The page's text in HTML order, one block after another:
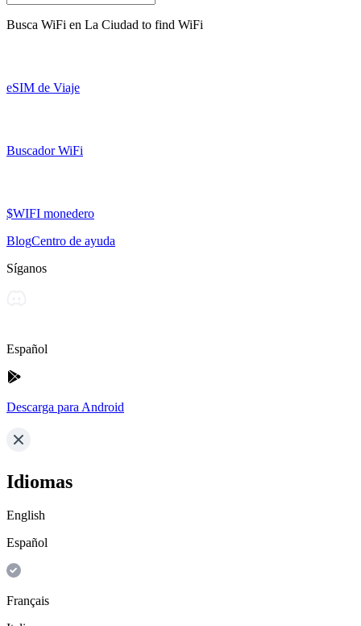
Busca WiFi en La Ciudad to find WiFi
eSIM de Viaje
Buscador WiFi
$WIFI monedero
BlogCentro de ayuda
Síganos
Español
Descarga para Android
Idiomas
English
Español
Français